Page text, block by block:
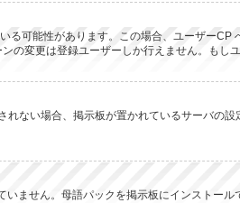
可能性があります。この場合、ユーザー
変更は登録ユーザーしか行えません。もし
ない場合、掲示板が置かれているサーバの
ません。母語パックを掲示板にインスト